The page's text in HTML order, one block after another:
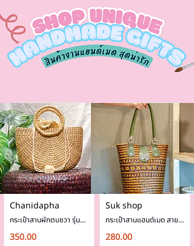
Chanidapha
กระเป๋าสานผักตบชวา รุ่นบุ
ผ้า👜
350.00
Suk shop
กระเป๋าสานแฮนด์เมด สาย
หนังสีเขียว
280.00